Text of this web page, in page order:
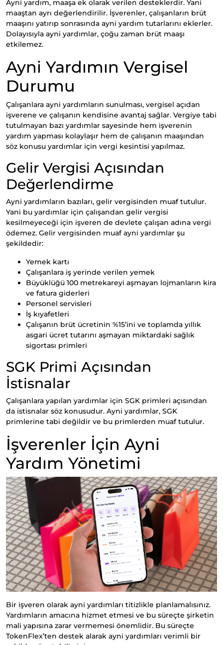
Ayni yardım, maaşa ek olarak verilen desteklerdir. Yani
maaştan ayrı değerlendirilir. İşverenler, çalışanların brüt
maaşını yatırıp sonrasında ayni yardım tutarlarını eklerler.
Dolayısıyla ayni yardımlar, çoğu zaman brüt maaşı
etkilemez.
Ayni Yardımın Vergisel
Durumu
Çalışanlara ayni yardımların sunulması, vergisel açıdan
işverene ve çalışanın kendisine avantaj sağlar. Vergiye tabi
tutulmayan bazı yardımlar sayesinde hem işverenin
yardım yapması kolaylaşır hem de çalışanın maaşından
söz konusu yardımlar için vergi kesintisi yapılmaz.
Gelir Vergisi Açısından
Değerlendirme
Ayni yardımların bazıları, gelir vergisinden muaf tutulur.
Yani bu yardımlar için çalışandan gelir vergisi
kesilmeyeceği için işveren de devlete çalışan adına vergi
ödemez. Gelir vergisinden muaf ayni yardımlar şu
şekildedir:
Yemek kartı
Çalışanlara iş yerinde verilen yemek
Büyüklüğü 100 metrekareyi aşmayan lojmanların kira
ve fatura giderleri
Personel servisleri
İş kıyafetleri
Çalışanın brüt ücretinin %15’ini ve toplamda yıllık
asgari ücret tutarını aşmayan miktardaki sağlık
sigortası primleri
SGK Primi Açısından
İstisnalar
Çalışanlara yapılan yardımlar için SGK primleri açısından
da istisnalar söz konusudur. Ayni yardımlar, SGK
primlerine tabi değildir ve bu primlerden muaf tutulur.
İşverenler İçin Ayni
Yardım Yönetimi
Bir işveren olarak ayni yardımları titizlikle planlamalısınız.
Yardımların amacına hizmet etmesi ve bu süreçte şirketin
mali yapısına zarar vermemesi önemlidir. Bu süreçte
TokenFlex’ten destek alarak ayni yardımları verimli bir